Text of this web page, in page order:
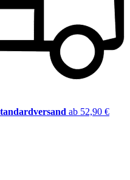
ab 52,90 €